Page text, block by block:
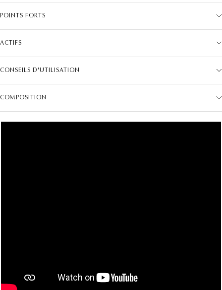
POINTS FORTS
ACTIFS
CONSEILS D'UTILISATION
COMPOSITION